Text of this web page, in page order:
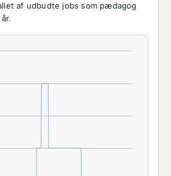
af udbudte jobs som pædagog